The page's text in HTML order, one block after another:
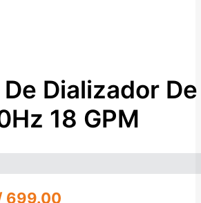
Dializador
18 GPM
699.00